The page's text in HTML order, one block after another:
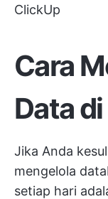
ClickUp
Cara
Data
Jika Anda
mengelola
setiap hari